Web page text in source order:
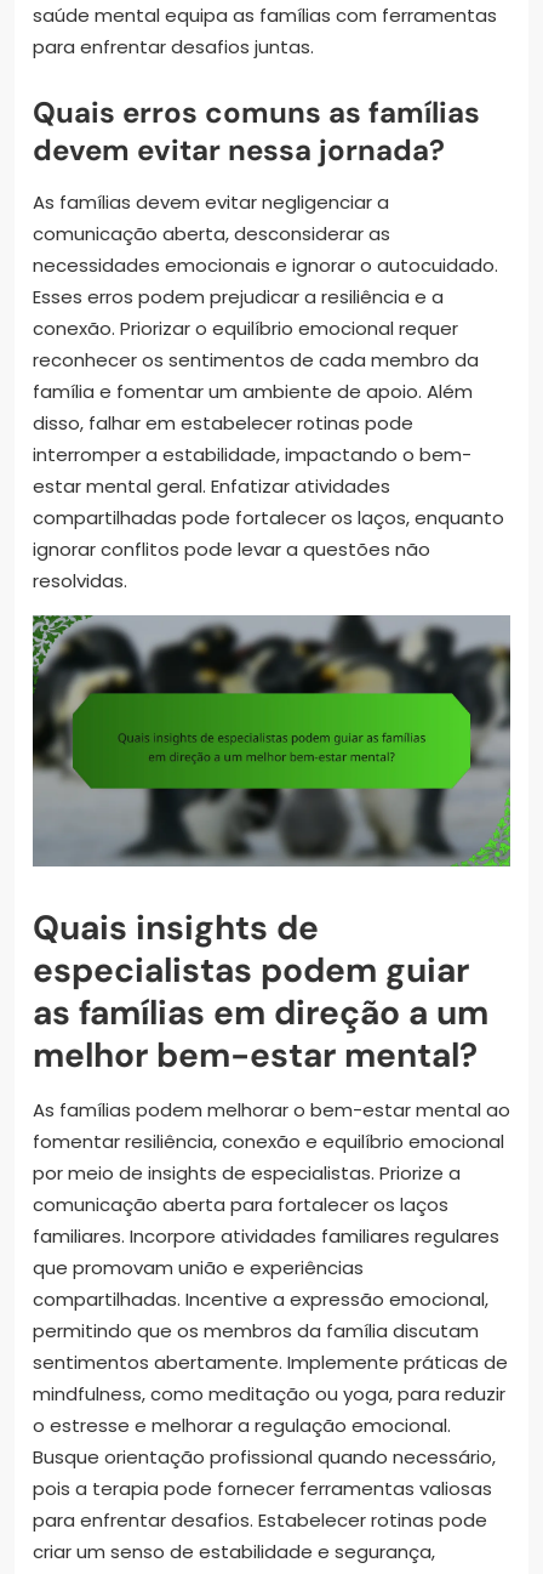
saúde mental equipa as famílias com ferramentas
para enfrentar desafios juntas.
Quais erros comuns as famílias
devem evitar nessa jornada?
As famílias devem evitar negligenciar a
comunicação aberta, desconsiderar as
necessidades emocionais e ignorar o autocuidado.
Esses erros podem prejudicar a resiliência e a
conexão. Priorizar o equilíbrio emocional requer
reconhecer os sentimentos de cada membro da
família e fomentar um ambiente de apoio. Além
disso, falhar em estabelecer rotinas pode
interromper a estabilidade, impactando o bem-
estar mental geral. Enfatizar atividades
compartilhadas pode fortalecer os laços, enquanto
ignorar conflitos pode levar a questões não
resolvidas.
Quais insights de
especialistas podem guiar
as famílias em direção a um
melhor bem-estar mental?
As famílias podem melhorar o bem-estar mental ao
fomentar resiliência, conexão e equilíbrio emocional
por meio de insights de especialistas. Priorize a
comunicação aberta para fortalecer os laços
familiares. Incorpore atividades familiares regulares
que promovam união e experiências
compartilhadas. Incentive a expressão emocional,
permitindo que os membros da família discutam
sentimentos abertamente. Implemente práticas de
mindfulness, como meditação ou yoga, para reduzir
o estresse e melhorar a regulação emocional.
Busque orientação profissional quando necessário,
pois a terapia pode fornecer ferramentas valiosas
para enfrentar desafios. Estabelecer rotinas pode
criar um senso de estabilidade e segurança,